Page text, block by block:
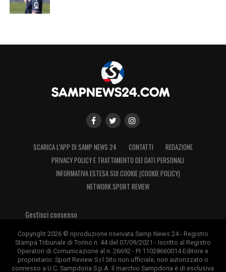
SCARICA L’APP DI SAMP NEWS 24 CONTATTI
REDAZIONE
PRIVACY POLICY E TRATTAMENTO DEI DATI PERSONALI
INFORMATIVA ESTESA SUI COOKIE (COOKIE POLICY)
NETWORK SPORT REVIEW
Gestisci consenso
Copyright 2026 © riproduzione riservata Samp News 24 - Registro
Stampa Tribunale di Torino n. 44 del 07/09/2021 - Iscritto al Registro
Operatori di Comunicazione al n. 26692 - PI 11028660014 Editore e
proprietario: Sport Review S.r.l Sito non ufficiale, non autorizzato o
connesso a U.C. Sampdoria S.p.A. Il marchio Sampdoria è di esclusiva